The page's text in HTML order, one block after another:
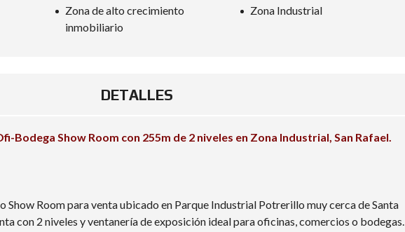
Zona de alto crecimiento
inmobiliario
Zona Industrial
DETALLES
Bodega Show Room con 255m de 2 niveles en Zona Industrial, San Rafael.
Room para venta ubicado en Parque Industrial Potrerillo muy cerca de Santa
con 2 niveles y ventanería de exposición ideal para oficinas, comercios o bodegas.